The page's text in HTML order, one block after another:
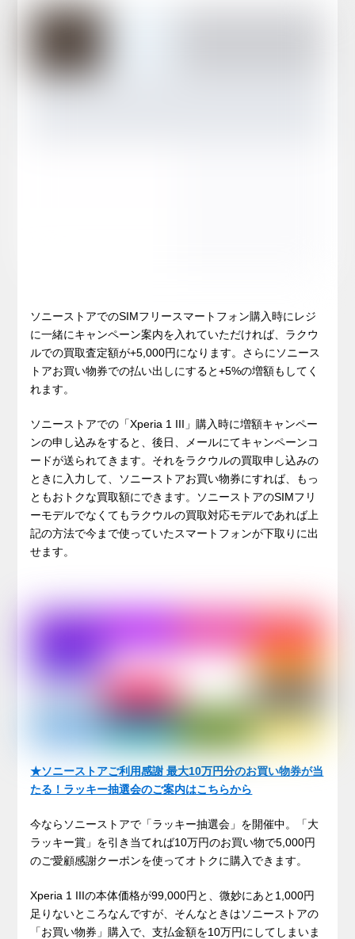
ソニーストアでのSIMフリースマートフォン購入時にレジ
に一緒にキャンペーン案内を入れていただければ、ラクウ
ルでの買取査定額が+5,000円になります。さらにソニース
トアお買い物券での払い出しにすると+5%の増額もしてく
れます。
ソニーストアでの「Xperia 1 III」購入時に増額キャンペー
ンの申し込みをすると、後日、メールにてキャンペーンコ
ードが送られてきます。それをラクウルの買取申し込みの
ときに入力して、ソニーストアお買い物券にすれば、もっ
ともおトクな買取額にできます。ソニーストアのSIMフリ
ーモデルでなくてもラクウルの買取対応モデルであれば上
記の方法で今まで使っていたスマートフォンが下取りに出
せます。
★ソニーストアご利用感謝 最大10万円分のお買い物券が当
たる！ラッキー抽選会のご案内はこちらから
今ならソニーストアで「ラッキー抽選会」を開催中。「大
ラッキー賞」を引き当てれば10万円のお買い物で5,000円
のご愛顧感謝クーポンを使ってオトクに購入できます。
Xperia 1 IIIの本体価格が99,000円と、微妙にあと1,000円
足りないところなんですが、そんなときはソニーストアの
「お買い物券」購入で、支払金額を10万円にしてしまいま